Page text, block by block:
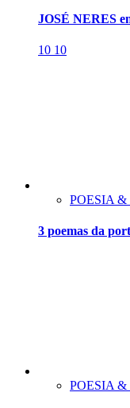
JOSÉ NERES
10 10
POESIA &
3 poemas da
POESIA &